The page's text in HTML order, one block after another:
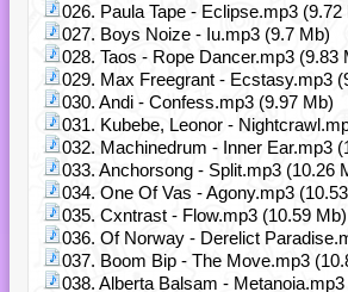
026. Paula Tape - Eclipse.mp3 (9.72
027. Boys Noize - Iu.mp3 (9.7 Mb)
028. Taos - Rope Dancer.mp3 (9.83
029. Max Freegrant - Ecstasy.mp3
030. Andi - Confess.mp3 (9.97 Mb)
031. Kubebe, Leonor -
032. Machinedrum - Inner Ear.mp3
033. Anchorsong - Split.mp3 (10.26
034. One Of Vas - Agony.mp3
035. Cxntrast - Flow.mp3 (10.59 Mb)
036. Of Norway - Derelict
037. Boom Bip - The Move.mp3
038. Alberta Balsam -